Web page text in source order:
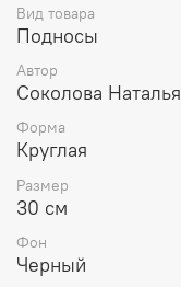
Вид товара
Подносы
Автор
Соколова Наталья
Форма
Круглая
Размер
30 см
Фон
Черный